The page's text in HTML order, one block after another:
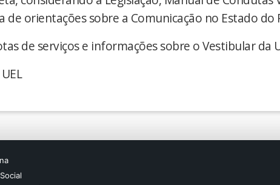
de orientações sobre a Comunicação no Estado do
de serviços e informações sobre o Vestibular da